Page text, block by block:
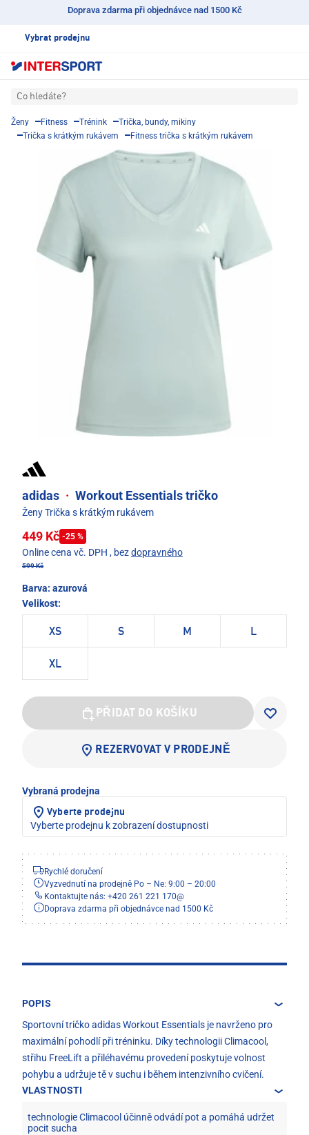
Doprava zdarma při objednávce nad 1500 Kč
Vybrat prodejnu
Co hledáte?
Ženy Fitness Trénink
Trička, bundy, mikiny
Trička s krátkým rukávem
Fitness trička s krátkým rukávem
adidas · Workout Essentials tričko
Ženy Trička s krátkým rukávem
449 Kč -25 %
Online cena vč. DPH , bezdopravného
599 Kč
Barva: azurová
Velikost:
XS S M L
XL
PŘIDAT DO KOŠÍKU
REZERVOVAT V PRODEJNĚ
Vybraná prodejna
Vyberte prodejnu
Vyberte prodejnu k zobrazení dostupnosti
Rychlé doručení
Vyzvednutí na prodejně Po – Ne: 9:00 – 20:00
Kontaktujte nás: +420 261 221 170@
Doprava zdarma při objednávce nad 1500 Kč
POPIS
Sportovní tričko adidas Workout Essentials je navrženo pro
maximální pohodlí při tréninku. Díky technologii Climacool,
střihu FreeLift a přiléhavému provedení poskytuje volnost
pohybu a udržuje tě v suchu i během intenzivního cvičení.
VLASTNOSTI
technologie Climacool účinně odvádí pot a pomáhá udržet
pocit sucha